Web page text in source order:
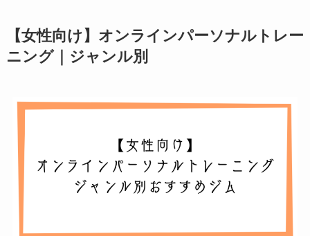
【女性向け】オンラインパーソナルトレー
ニング｜ジャンル別